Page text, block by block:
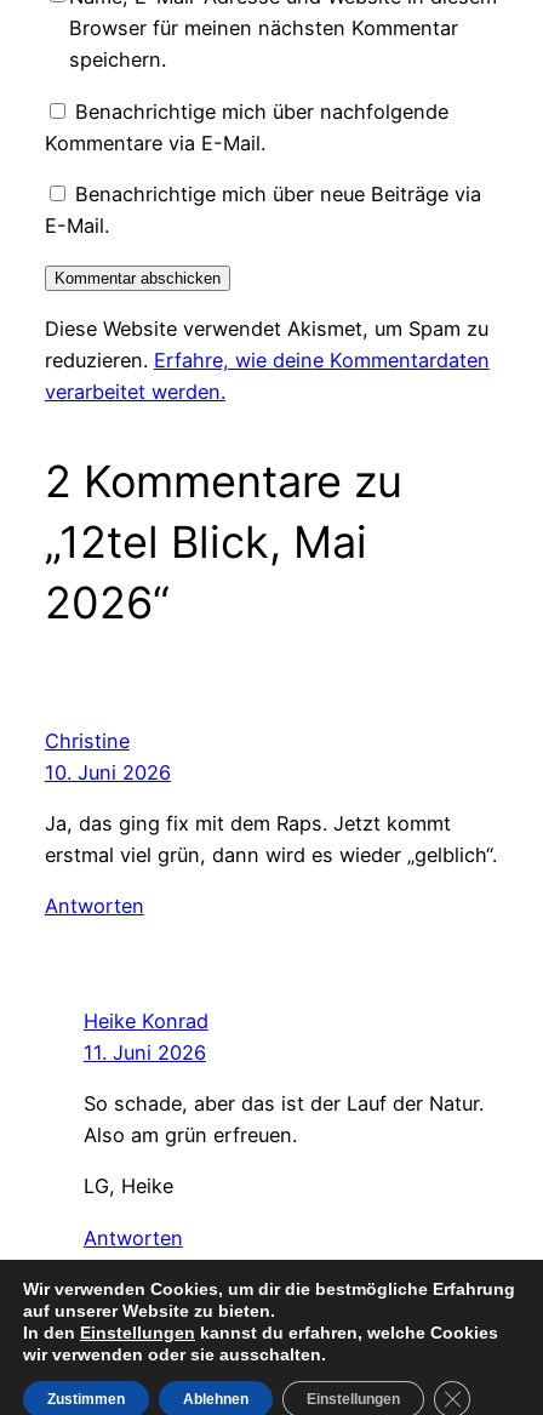
Browser für meinen nächsten Kommentar
speichern.
Benachrichtige mich über nachfolgende
Kommentare via E-Mail.
Benachrichtige mich über neue Beiträge via
E-Mail.
Diese Website verwendet Akismet, um Spam zu
reduzieren. Erfahre, wie deine Kommentardaten
verarbeitet werden.
2 Kommentare zu
„12tel Blick, Mai
2026“
Christine
10. Juni 2026
Ja, das ging fix mit dem Raps. Jetzt kommt
erstmal viel grün, dann wird es wieder „gelblich“.
Antworten
Heike Konrad
11. Juni 2026
So schade, aber das ist der Lauf der Natur.
Also am grün erfreuen.
LG, Heike
Antworten
© teetrinkers-zuhause – 2026
Wir verwenden Cookies, um dir die bestmögliche Erfahrung
auf unserer Website zu bieten.
In den Einstellungen kannst du erfahren, welche Cookies
wir verwenden oder sie ausschalten.
Zustimmen Ablehnen Einstellungen GDPR